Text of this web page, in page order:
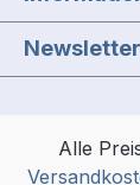
Newsletter
Alle